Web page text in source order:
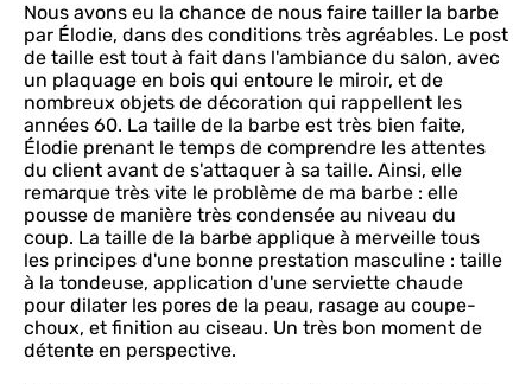
Nous avons eu la chance de nous faire tailler la barbe
par Élodie, dans des conditions très agréables. Le post
de taille est tout à fait dans l'ambiance du salon, avec
un plaquage en bois qui entoure le miroir, et de
nombreux objets de décoration qui rappellent les
années 60. La taille de la barbe est très bien faite,
Élodie prenant le temps de comprendre les attentes
du client avant de s'attaquer à sa taille. Ainsi, elle
remarque très vite le problème de ma barbe : elle
pousse de manière très condensée au niveau du
coup. La taille de la barbe applique à merveille tous
les principes d'une bonne prestation masculine : taille
à la tondeuse, application d'une serviette chaude
pour dilater les pores de la peau, rasage au coupe-
choux, et finition au ciseau. Un très bon moment de
détente en perspective.